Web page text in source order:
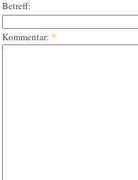
Betreff:
Kommentar: *